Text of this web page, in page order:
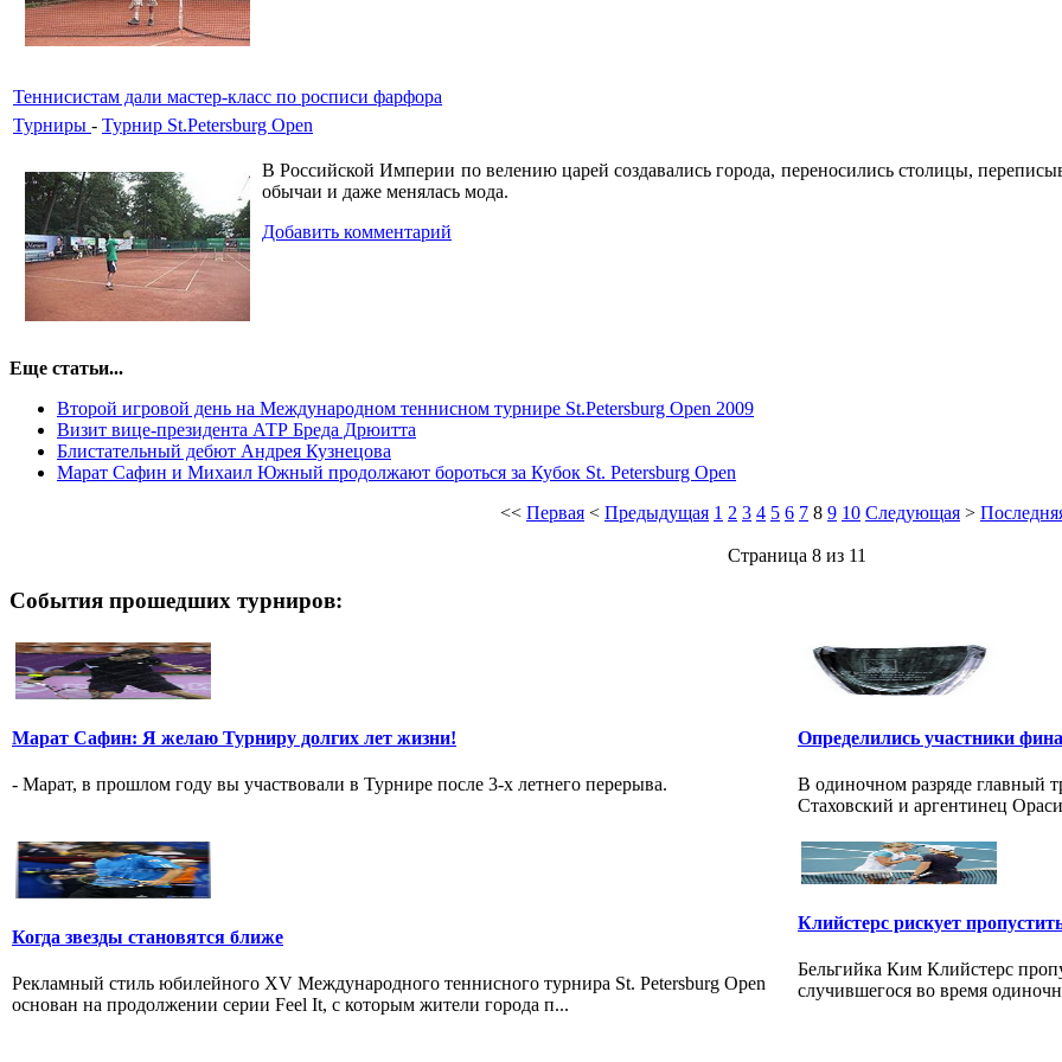
Теннисистам дали мастер-класс по росписи фарфора
Турниры - Турнир St.Petersburg Open
В Российской Империи по велению царей создавались города, переносились столицы,
обычаи и даже менялась мода.
Добавить комментарий
Еще статьи...
Второй игровой день на Международном теннисном турнире St.Petersburg Open 2009
Визит вице-президента АТР Бреда Дрюитта
Блистательный дебют Андрея Кузнецова
Марат Сафин и Михаил Южный продолжают бороться за Кубок St. Petersburg Open
<< Первая < Предыдущая 1 2 3 4 5 6 7 8 9 10 Следующая >
Страница 8 из 11
События прошедших турниров:
Марат Сафин: Я желаю Турниру долгих лет жизни!
- Марат, в прошлом году вы участвовали в Турнире после 3-х летнего перерыва.
Определились участники
В одиночном разряде главный
Стаховский и аргентинец
Когда звезды становятся ближе
Рекламный стиль юбилейного XV Международного теннисного турнира St. Petersburg Open
основан на продолжении серии Feel It, с которым жители города п...
Клийстерс рискует
Бельгийка Ким Клийстерс
случившегося во время